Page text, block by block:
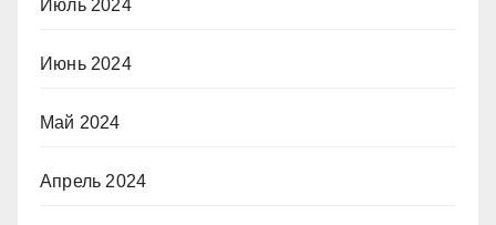
Июль 2024
Июнь 2024
Май 2024
Апрель 2024